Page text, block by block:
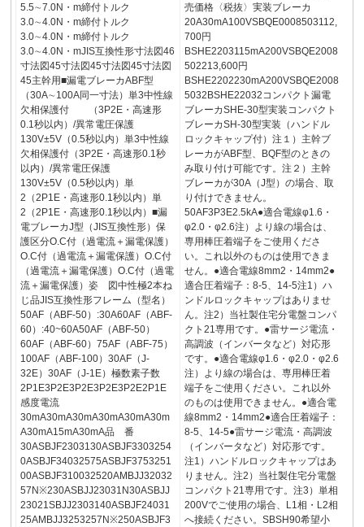
5.5∼7.0N・m締付トルク
3.0∼4.0N・m締付トルク
3.0∼4.0N・m締付トルク
3.0∼4.0N・mJIS互換性形寸法図46
寸法図45寸法図45寸法図45寸法図
45主幹用■漏電ブレーカABF型
（30A∼100A同一寸法）単3中性線
欠相保護付 （3P2E・高速形
0.1秒以内）/異常電圧保護
130V±5V（0.5秒以内）単3中性線
欠相保護付（3P2E・高速形0.1秒
以内）/異常電圧保護
130V±5V（0.5秒以内）単
2（2P1E・高速形0.1秒以内）単
2（2P1E・高速形0.1秒以内）■漏
電ブレーカJ型（JIS互換性形）保
護区分O.C付（過電流＋漏電保護）
O.C付（過電流＋漏電保護）O.C付
（過電流＋漏電保護）O.C付（過電
流＋漏電保護）姿 図中性極2本ね
じ品JIS互換性形フレーム（型名）
50AF（ABF-50）:30A60AF（ABF-
60）:40~60A50AF（ABF-50）
60AF（ABF-60）75AF（ABF-75）
100AF（ABF-100）30AF（J-
32E）30AF（J-1E）極数素子数
2P1E3P2E3P2E3P2E3P2E2P1E
感度電流
30mA30mA30mA30mA30mA30m
A30mA15mA30mA品 番
30ASBJF2303130ASBJF3303254
0ASBJF34032575ASBJF3753251
00ASBJF310032520AMBJJ32032
57N※230ASBJJ23031N30ASBJJ
23021SBJJ2303140ASBJF24031
25AMBJJ3253257N※250ASBJF3
売価格〈税抜〉実装ブレーカ
20A30mA100VSBQE0008503112,
700円
BSHE2203115mA200VSBQE2008
502213,600円
BSHE2202230mA200VSBQE2008
5032BSHE22032コンパクト漏電
ブレーカSHE-30型実装コンパクト
ブレーカSH-30型実装（ハンドル
ロックキャップ付）注１）主幹ブ
レーカがABF型、BQF型のときの
み取り付け可能です。注２）主幹
ブレーカが30A（J型）の場合、取
り付けできません。
50AF3P3E2.5kA●適合電線φ1.6・
φ2.0・φ2.6注）より線の場合は、
専用棒圧着端子をご使用くださ
い。これ以外のものは使用できま
せん。●適合電線8mm2・14mm2●
適合圧着端子：8-5、14-5注1）ハ
ンドルロックキャップはありませ
ん。注2）当社製住宅分電盤コンパ
クト21専用です。●雷サージ電流・
高調波（インバータなど）対応形
です。●適合電線φ1.6・φ2.0・φ2.6
注）より線の場合は、専用棒圧着
端子をご使用ください。これ以外
のものは使用できません。●適合電
線8mm2・14mm2●適合圧着端子：
8-5、14-5●雷サージ電流・高調波
（インバータなど）対応形です。
注1）ハンドルロックキャップはあ
りません。注2）当社製住宅分電盤
コンパクト21専用です。注3）単相
200Vでご使用の場合、L1相・L2相
へ接続ください。SBSH90希望小